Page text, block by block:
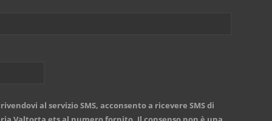
al servizio SMS, acconsento a ricevere SMS di